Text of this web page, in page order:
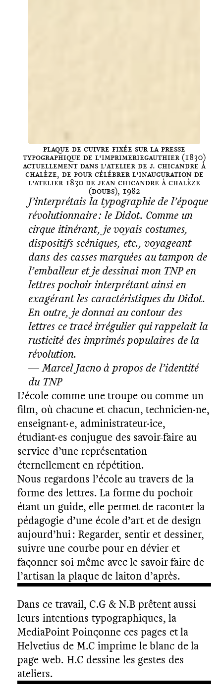
Plaque de cuivre fixée sur la presse
typographique de l'ImprimerieGauthier (1830)
actuellement dans l'atelier de J. Chicandre à
Chalèze, de Pour célébrer l'inauguration de
l'atelier 1830 de Jean Chicandre à Chalèze
(Doubs), 1982
J’interprétais la typographie de l’époque
révolutionnaire : le Didot. Comme un
cirque itinérant, je voyais costumes,
dispositifs scéniques, etc., voyageant
dans des casses marquées au tampon de
l’emballeur et je dessinai mon TNP en
lettres pochoir interprétant ainsi en
exagérant les caractéristiques du Didot.
En outre, je donnai au contour des
lettres ce tracé irrégulier qui rappelait la
rusticité des imprimés populaires de la
révolution.
— Marcel Jacno à propos de l’identité
du TNP
L’école comme une troupe ou comme un
film, où chacune et chacun, technicien·ne,
enseignant·e, administrateur·ice,
étudiant·es conjugue des savoir-faire au
service d’une représentation
éternellement en répétition.
Nous regardons l’école au travers de la
forme des lettres. La forme du pochoir
étant un guide, elle permet de raconter la
pédagogie d’une école d’art et de design
aujourd’hui : Regarder, sentir et dessiner,
suivre une courbe pour en dévier et
façonner soi-même avec le savoir-faire de
l’artisan la plaque de laiton d’après.
Dans ce travail, C.G & N.B prêtent aussi
leurs intentions typographiques, la
MediaPoint Poinçonne ces pages et la
Helvetius de M.C imprime le blanc de la
page web. H.C dessine les gestes des
ateliers.